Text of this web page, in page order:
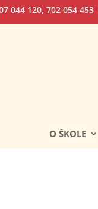
044 120, 702 054 453
O ŠKOLE